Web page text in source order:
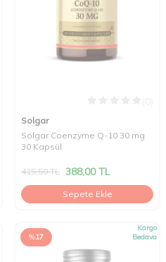
Solgar
Solgar Coenzyme Q-10 30 mg
30 Kapsül
415,50TL 388,00TL
Sepete Ekle
%17
Kargo
Bedava